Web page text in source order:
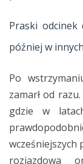
Praski odcinek
później w
Po
zamarł od
gdzie w
wcześniejszych
rozjazdowa